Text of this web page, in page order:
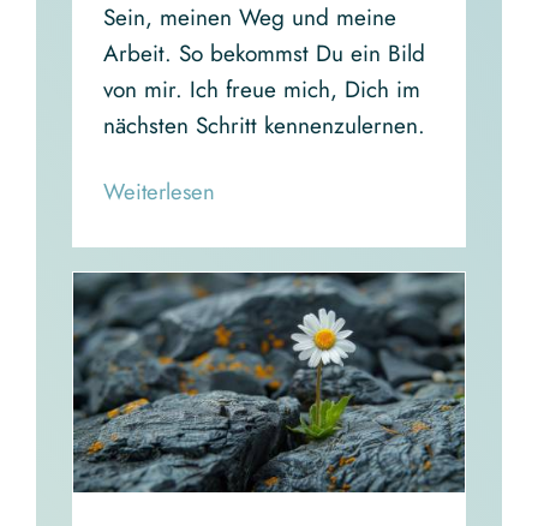
Sein, meinen Weg und meine
Arbeit. So bekommst Du ein Bild
von mir. Ich freue mich, Dich im
nächsten Schritt kennenzulernen.
Read More